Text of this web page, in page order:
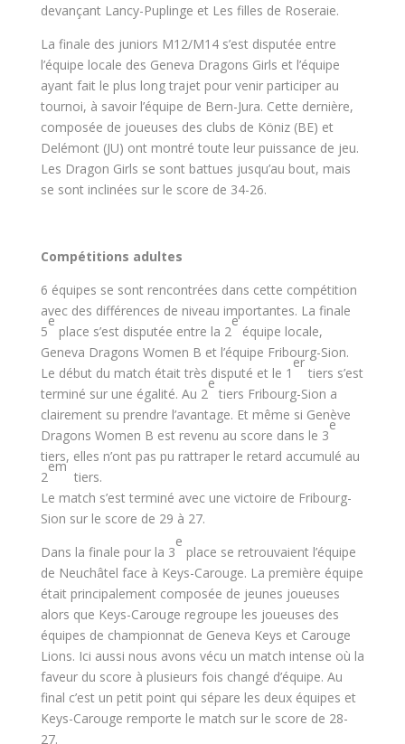
devançant Lancy-Puplinge et Les filles de Roseraie.
La finale des juniors M12/M14 s’est disputée entre
l’équipe locale des Geneva Dragons Girls et l’équipe
ayant fait le plus long trajet pour venir participer au
tournoi, à savoir l’équipe de Bern-Jura. Cette dernière,
composée de joueuses des clubs de Köniz (BE) et
Delémont (JU) ont montré toute leur puissance de jeu.
Les Dragon Girls se sont battues jusqu’au bout, mais
se sont inclinées sur le score de 34-26.
Compétitions adultes
6 équipes se sont rencontrées dans cette compétition
avec des différences de niveau importantes. La finale
5
e
place s’est disputée entre la 2
e
équipe locale,
Geneva Dragons Women B et l’équipe Fribourg-Sion.
Le début du match était très disputé et le 1
er
tiers s’est
terminé sur une égalité. Au 2
e
tiers Fribourg-Sion a
clairement su prendre l’avantage. Et même si Genève
Dragons Women B est revenu au score dans le 3
e
tiers, elles n’ont pas pu rattraper le retard accumulé au
2
em
tiers.
Le match s’est terminé avec une victoire de Fribourg-
Sion sur le score de 29 à 27.
Dans la finale pour la 3
e
place se retrouvaient l’équipe
de Neuchâtel face à Keys-Carouge. La première équipe
était principalement composée de jeunes joueuses
alors que Keys-Carouge regroupe les joueuses des
équipes de championnat de Geneva Keys et Carouge
Lions. Ici aussi nous avons vécu un match intense où la
faveur du score à plusieurs fois changé d’équipe. Au
final c’est un petit point qui sépare les deux équipes et
Keys-Carouge remporte le match sur le score de 28-
27.